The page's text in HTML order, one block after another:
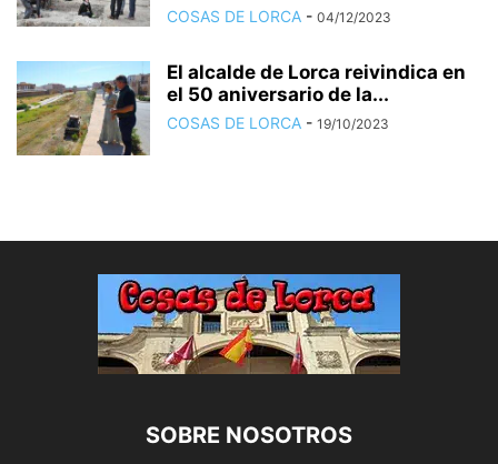
COSAS DE LORCA - 04/12/2023
El alcalde de Lorca reivindica en
el 50 aniversario de la...
COSAS DE LORCA - 19/10/2023
SOBRE NOSOTROS